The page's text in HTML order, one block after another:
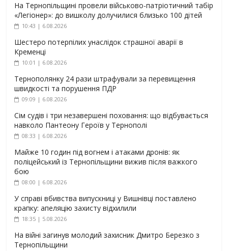
На Тернопільщині провели військово-патріотичний табір
«Легіонер»: до вишколу долучилися близько 100 дітей
10:43 | 6.08.2026
Шестеро потерпілих унаслідок страшної аварії в
Кременці
10:01 | 6.08.2026
Тернополянку 24 рази штрафували за перевищення
швидкості та порушення ПДР
09:09 | 6.08.2026
Сім судів і три незавершені поховання: що відбувається
навколо Пантеону Героїв у Тернополі
08:33 | 6.08.2026
Майже 10 годин під вогнем і атаками дронів: як
поліцейський із Тернопільщини вижив після важкого
бою
08:00 | 6.08.2026
У справі вбивства випускниці у Вишнівці поставлено
крапку: апеляцію захисту відхилили
18:35 | 5.08.2026
На війні загинув молодий захисник Дмитро Березко з
Тернопільщини